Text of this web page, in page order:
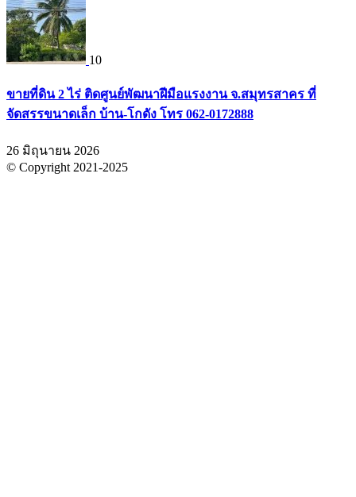
10
ขายที่ดิน 2 ไร่ ติดศูนย์พัฒนาฝีมือแรงงาน จ.สมุทรสาคร ที่
จัดสรรขนาดเล็ก บ้าน-โกดัง โทร 062-0172888
26 มิถุนายน 2026
© Copyright 2021-2025